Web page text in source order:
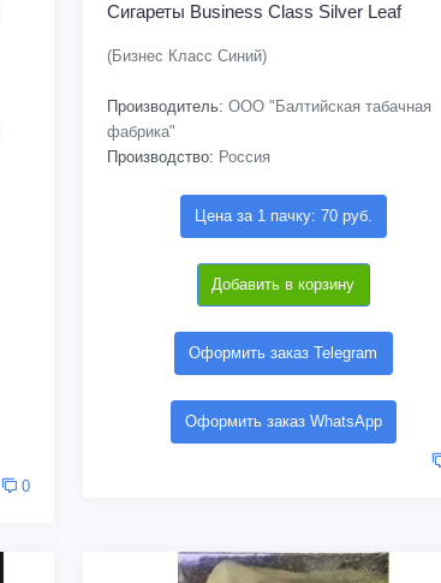
0
Сигареты Business Class Silver Leaf
(Бизнес Класс Синий)
Производитель: ООО "Балтийская табачная
фабрика"
Производство: Россия
Цена за 1 пачку: 70 руб.
Добавить в корзину
Оформить заказ Telegram
Оформить заказ WhatsApp